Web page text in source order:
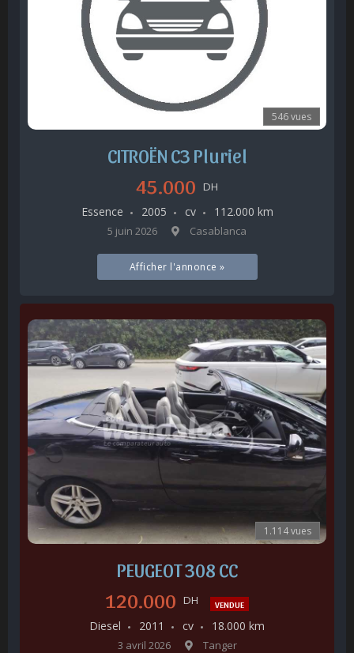
546 vues
CITROËN C3 Pluriel
45.000 DH
Essence 2005 cv 112.000 km
5 juin 2026 Casablanca
Afficher l'annonce »
1.114 vues
PEUGEOT 308 CC
120.000 DH VENDUE
Diesel 2011 cv 18.000 km
3 avril 2026 Tanger